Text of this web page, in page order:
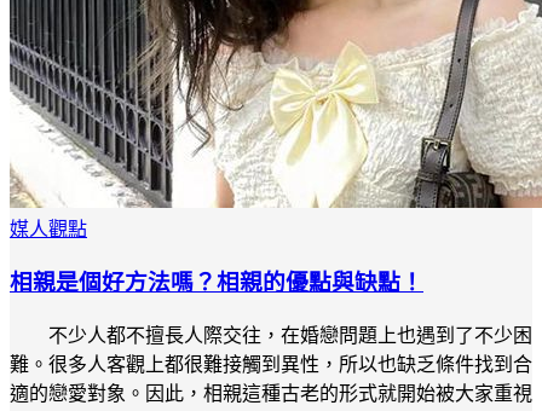
媒人觀點
相親是個好方法嗎？相親的優點與缺點！
不少人都不擅長人際交往，在婚戀問題上也遇到了不少困
難。很多人客觀上都很難接觸到異性，所以也缺乏條件找到合
適的戀愛對象。因此，相親這種古老的形式就開始被大家重視